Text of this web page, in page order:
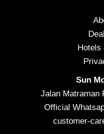
Hotels
Sun
Jalan Matraman
Official
customer-